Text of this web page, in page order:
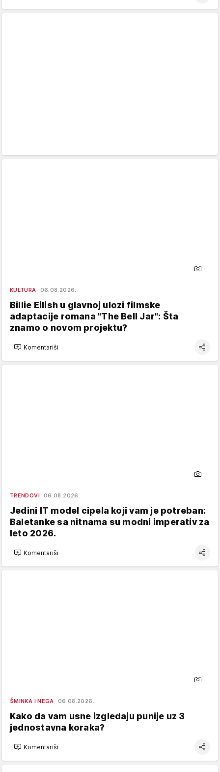
KULTURA 06.08.2026.
Billie Eilish u glavnoj ulozi filmske
adaptacije romana "The Bell Jar": Šta
znamo o novom projektu?
Komentariši
TRENDOVI 06.08.2026.
Jedini IT model cipela koji vam je potreban:
Baletanke sa nitnama su modni imperativ za
leto 2026.
Komentariši
ŠMINKA I NEGA 06.08.2026.
Kako da vam usne izgledaju punije uz 3
jednostavna koraka?
Komentariši